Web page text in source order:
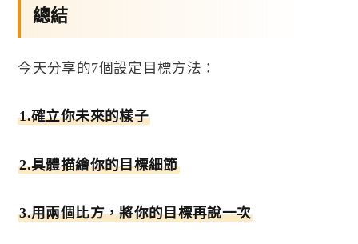
總結
今天分享的7個設定目標方法：
1.確立你未來的樣子
2.具體描繪你的目標細節
3.用兩個比方，將你的目標再說一次